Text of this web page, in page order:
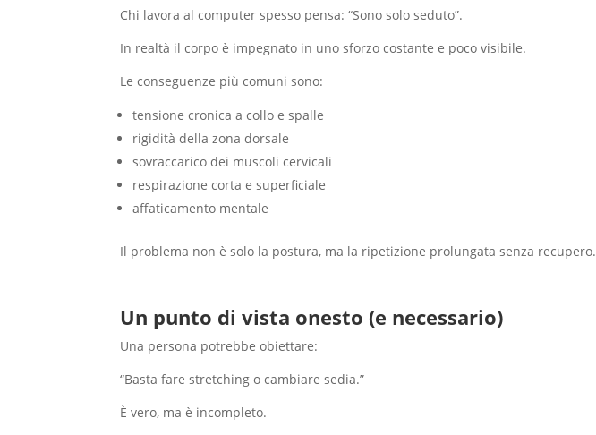
Chi lavora al computer spesso pensa: “Sono solo seduto”.
In realtà il corpo è impegnato in uno sforzo costante e poco visibile.
Le conseguenze più comuni sono:
tensione cronica a collo e spalle
rigidità della zona dorsale
sovraccarico dei muscoli cervicali
respirazione corta e superficiale
affaticamento mentale
Il problema non è solo la postura, ma la ripetizione prolungata senza recupero.
Un punto di vista onesto (e necessario)
Una persona potrebbe obiettare:
“Basta fare stretching o cambiare sedia.”
È vero, ma è incompleto.